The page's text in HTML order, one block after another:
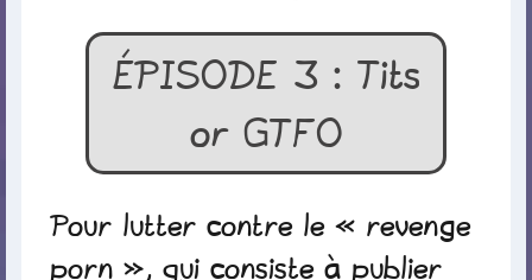
ÉPISODE 3 : Tits
or GTFO
Pour lutter contre le « revenge
porn », qui consiste à publier